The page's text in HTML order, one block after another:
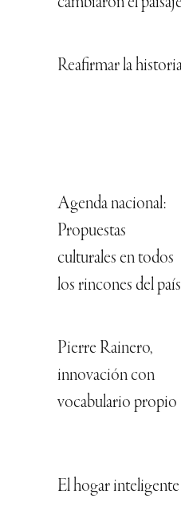
Reafirmar la
Agenda nacional:
Propuestas
culturales en todos
los rincones del país
Pierre Rainero,
innovación con
vocabulario propio
El hogar inteligente